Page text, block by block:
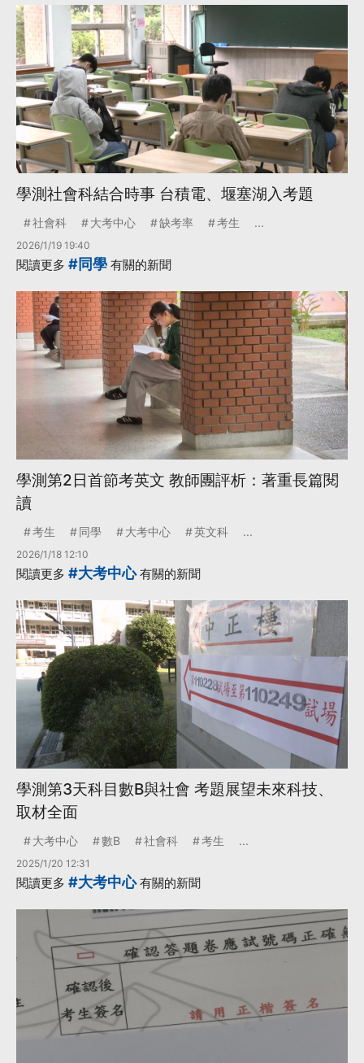
學測社會科結合時事 台積電、堰塞湖入考題
社會科 大考中心 缺考率 考生 ...
2026/1/19 19:40
閱讀更多 #同學 有關的新聞
學測第2日首節考英文 教師團評析：著重長篇閱
讀
考生 同學 大考中心 英文科 ...
2026/1/18 12:10
閱讀更多 #大考中心有關的新聞
學測第3天科目數B與社會 考題展望未來科技、
取材全面
大考中心 數B 社會科 考生 ...
2025/1/20 12:31
閱讀更多 #大考中心有關的新聞